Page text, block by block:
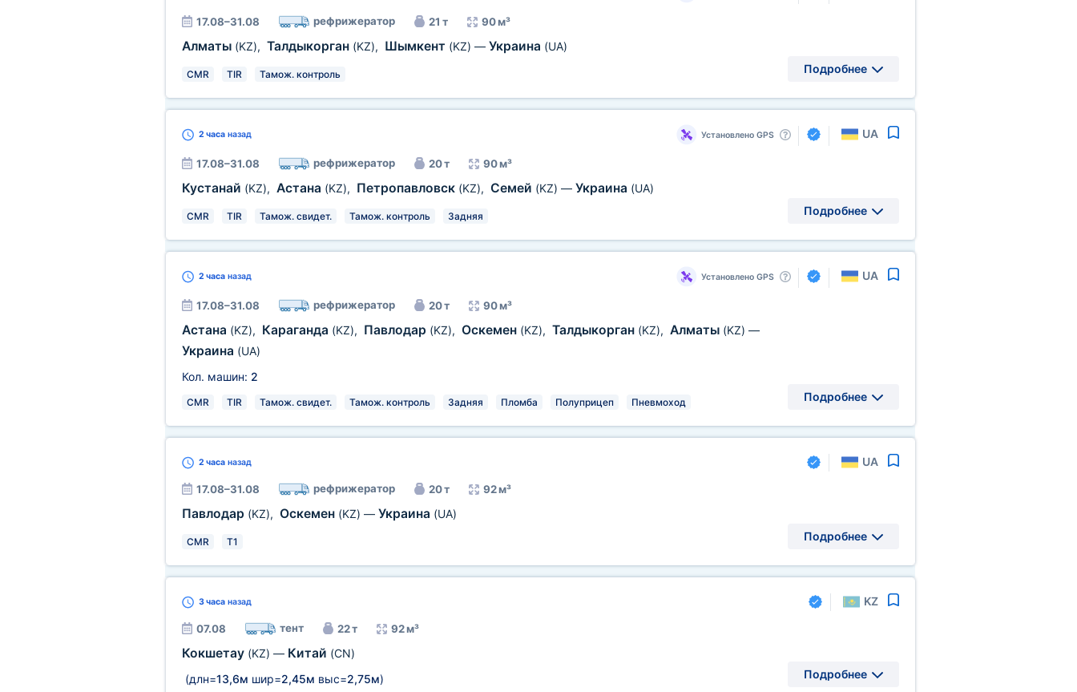
17.08–31.08 рефрижератор 21 т 90 м³
Алматы (KZ), Талдыкорган (KZ), Шымкент (KZ) — Украина (UA)
CMR TIR Тамож. контроль Подробнее
2 часаназад Установлено GPS UA
17.08–31.08 рефрижератор 20 т 90 м³
Кустанай (KZ), Астана (KZ), Петропавловск (KZ), Семей (KZ) — Украина (UA)
CMR TIR Тамож. свидет. Тамож. контроль Задняя Подробнее
2 часаназад Установлено GPS UA
17.08–31.08 рефрижератор 20 т 90 м³
Астана (KZ), Караганда (KZ), Павлодар (KZ), Оскемен (KZ), Талдыкорган (KZ), Алматы (KZ) —
Украина (UA)
Кол. машин: 2
CMR TIR Тамож. свидет. Тамож. контроль Задняя Пломба Полуприцеп Пневмоход Подробнее
2 часаназад UA
17.08–31.08 рефрижератор 20 т 92 м³
Павлодар (KZ), Оскемен (KZ) — Украина (UA)
CMR T1 Подробнее
3 часаназад KZ
07.08 тент 22 т 92 м³
Кокшетау (KZ) — Китай (CN)
(длн=13,6м шир=2,45м выс=2,75м) Подробнее